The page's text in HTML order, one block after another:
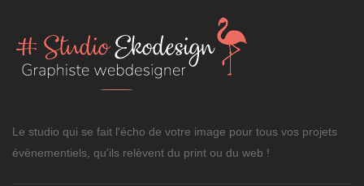
Le studio qui se fait l'écho de votre image pour tous vos projets
évènementiels, qu'ils relèvent du print ou du web !